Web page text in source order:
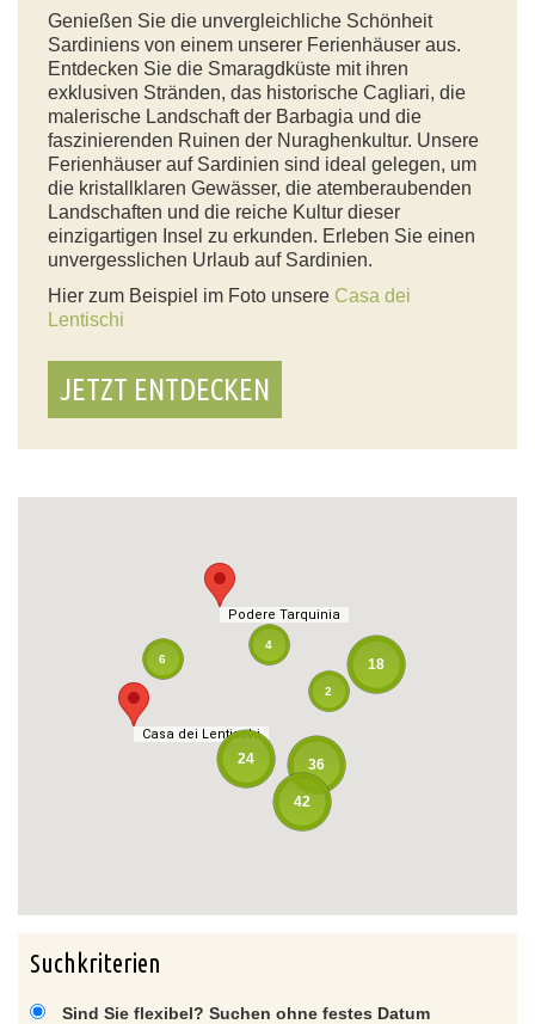
Genießen Sie die unvergleichliche Schönheit
Sardiniens von einem unserer Ferienhäuser aus.
Entdecken Sie die Smaragdküste mit ihren
exklusiven Stränden, das historische Cagliari, die
malerische Landschaft der Barbagia und die
faszinierenden Ruinen der Nuraghenkultur. Unsere
Ferienhäuser auf Sardinien sind ideal gelegen, um
die kristallklaren Gewässer, die atemberaubenden
Landschaften und die reiche Kultur dieser
einzigartigen Insel zu erkunden. Erleben Sie einen
unvergesslichen Urlaub auf Sardinien.
Hier zum Beispiel im Foto unsere Casa dei
Lentischi
JETZT ENTDECKEN
Podere Tarquinia
Casa dei Lentischi
36
6
4
Podere Tarquinia
2
24
42
18
Casa dei Lentischi
Suchkriterien
Sind Sie flexibel? Suchen ohne festes Datum